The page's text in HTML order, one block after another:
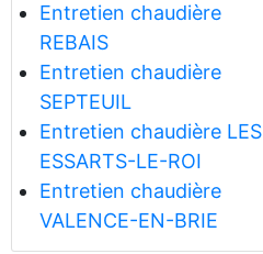
Entretien chaudière
REBAIS
Entretien chaudière
SEPTEUIL
Entretien chaudière LES
ESSARTS-LE-ROI
Entretien chaudière
VALENCE-EN-BRIE